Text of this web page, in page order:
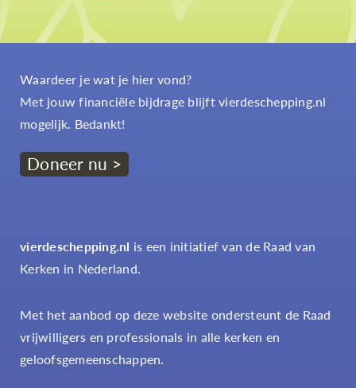
Waardeer je wat je hier vond?
Met jouw financiële bijdrage blijft vierdeschepping.nl
mogelijk. Bedankt!
Doneer nu >
vierdeschepping.nl is een initiatief van de Raad van
Kerken in Nederland.
Met het aanbod op deze website ondersteunt de Raad
vrijwilligers en professionals in alle kerken en
geloofsgemeenschappen.